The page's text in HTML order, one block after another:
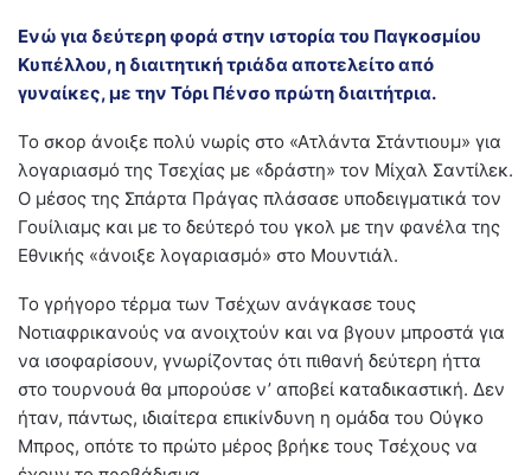
Ενώ για δεύτερη φορά στην ιστορία του Παγκοσμίου
Κυπέλλου, η διαιτητική τριάδα αποτελείτο από
γυναίκες, με την Τόρι Πένσο πρώτη διαιτήτρια.
Το σκορ άνοιξε πολύ νωρίς στο «Ατλάντα Στάντιουμ» για
λογαριασμό της Τσεχίας με «δράστη» τον Μίχαλ Σαντίλεκ.
Ο μέσος της Σπάρτα Πράγας πλάσασε υποδειγματικά τον
Γουίλιαμς και με το δεύτερό του γκολ με την φανέλα της
Εθνικής «άνοιξε λογαριασμό» στο Μουντιάλ.
Το γρήγορο τέρμα των Τσέχων ανάγκασε τους
Νοτιαφρικανούς να ανοιχτούν και να βγουν μπροστά για
να ισοφαρίσουν, γνωρίζοντας ότι πιθανή δεύτερη ήττα
στο τουρνουά θα μπορούσε ν’ αποβεί καταδικαστική. Δεν
ήταν, πάντως, ιδιαίτερα επικίνδυνη η ομάδα του Ούγκο
Μπρος, οπότε το πρώτο μέρος βρήκε τους Τσέχους να